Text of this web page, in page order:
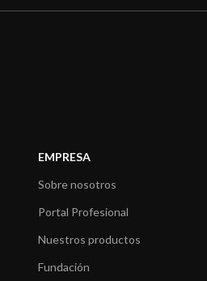
EMPRESA
Sobre nosotros
Portal Profesional
Nuestros productos
Fundación